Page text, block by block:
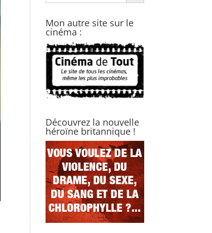
Mon autre site sur le
cinéma :
Découvrez la nouvelle
héroïne britannique !